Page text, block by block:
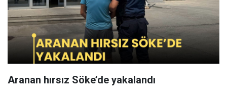
Aranan hırsız Söke’de yakalandı